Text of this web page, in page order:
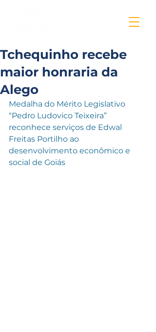
Tchequinho recebe
maior honraria da
Alego
Medalha do Mérito Legislativo
“Pedro Ludovico Teixeira”
reconhece serviços de Edwal
Freitas Portilho ao
desenvolvimento econômico e
social de Goiás